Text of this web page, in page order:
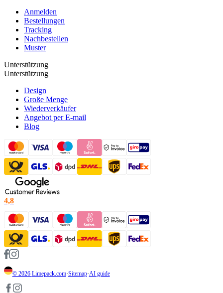
Anmelden
Bestellungen
Tracking
Nachbestellen
Muster
Unterstützung
Unterstützung
Design
Große Menge
Wiederverkäufer
Angebot per E-mail
Blog
4,8
© 2026 Limepack.com·Sitemap·AI guide